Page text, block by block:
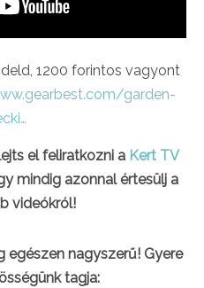
1200 forintos vagyont
garden-
el feliratkozni a Kert TV
mindig azonnal értesülj a
videókról!
nagyszerű! Gyere
tagja: